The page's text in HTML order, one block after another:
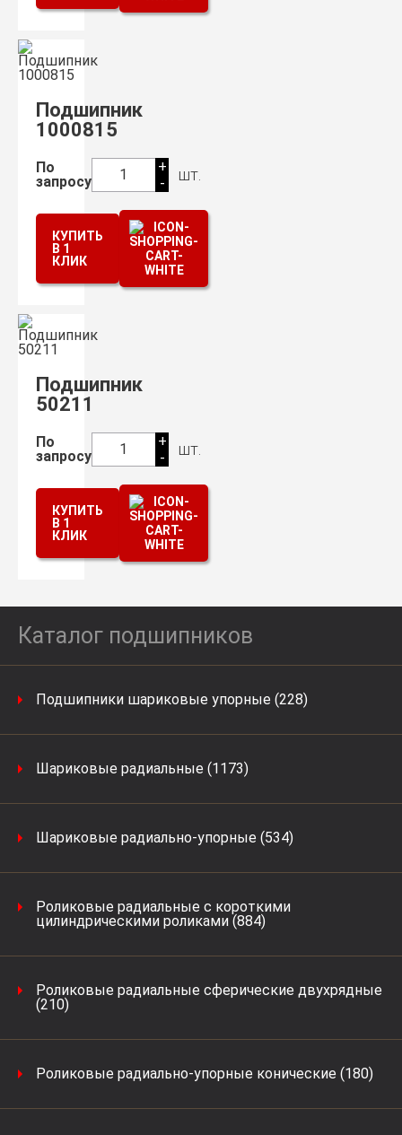
Каталог подшипников
Подшипники шариковые упорные (228)
Шариковые радиальные (1173)
Шариковые радиально-упорные (534)
Роликовые радиальные с короткими
цилиндрическими роликами (884)
Роликовые радиальные сферические двухрядные
(210)
Роликовые радиально-упорные конические (180)
Подшипник
1000815
По
запросу
1
+
-
шт.
КУПИТЬ
В 1
КЛИК
Подшипник
50211
По
запросу
1
+
-
шт.
КУПИТЬ
В 1
КЛИК